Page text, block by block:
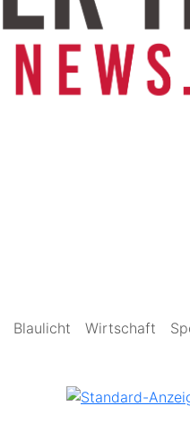
Blaulicht Wirtschaft